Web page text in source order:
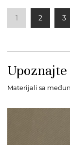
1 2 3
Materijali sa